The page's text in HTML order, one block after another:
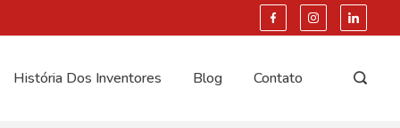
História Dos Inventores Blog Contato